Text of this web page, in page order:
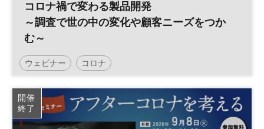
コロナ禍で変わる製品開発
～調査で世の中の変化や顧客ニーズをつか
む～
ウェビナー コロナ
開催
終了